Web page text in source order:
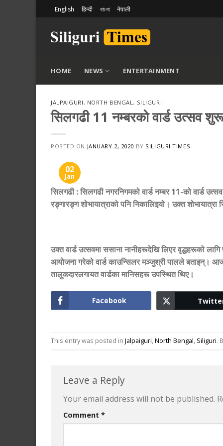
content
English हिन्दी বাংলা नेपाली
HOME NEWS ENTERTAINMENT
JALPAIGURI, NORTH BENGAL, SILIGURI
सिलगढी 11 नम्बरको वार्ड उत्सव शुरू
POSTED ON JANUARY 2, 2020 BY SILIGURI TIMES
02
Jan
सिलगढी:सिलगढी नगरनिगमको वार्ड नम्बर 11-को वार्ड
रङ्गारङ्ग शोभायात्राको पनि निकालिइयो। उक्त
उक्त वार्ड उत्सवमा ससाना नानीहरूदेखि लिएर वृद्धहरूको
आयोजना गरेको वार्ड काउन्सिलर मञ्जुश्री पालले बताइन्।
तालुकदारलगायत वार्डका मानिसहरू उपस्थित थिए।
Facebook
This entry was posted in Jalpaiguri,North Bengal, Siliguri.
Leave a Reply
Your email address will not be published.
Comment *